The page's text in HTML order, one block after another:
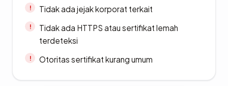
Tidak ada jejak korporat terkait
Tidak ada HTTPS atau sertifikat lemah
terdeteksi
Otoritas sertifikat kurang umum